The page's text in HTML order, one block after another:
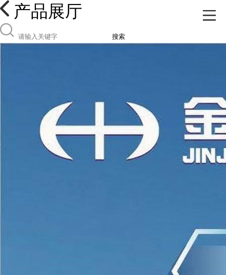
产品展厅
搜索